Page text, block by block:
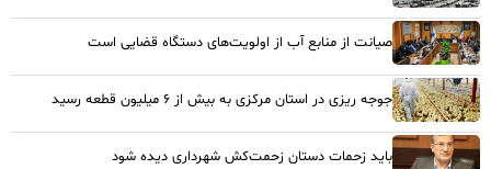
صیانت از منابع آب از اولویت‌های دستگاه قضایی است
جوجه ریزی در استان مرکزی به بیش از ۶ میلیون قطعه رسید
باید زحمات دستان زحمت‌کش شهرداری دیده شود